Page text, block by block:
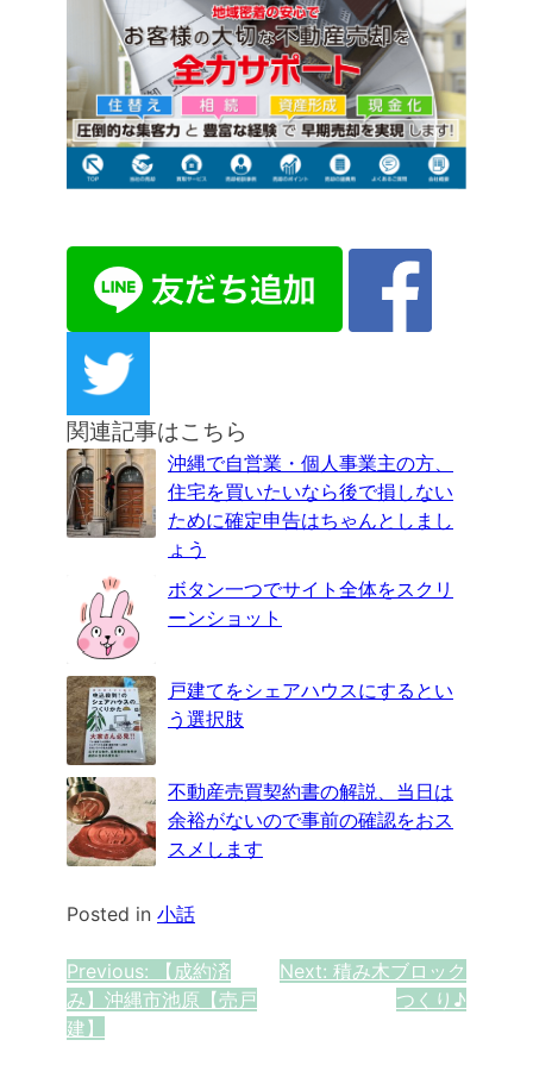
関連記事はこちら
沖縄で自営業・個人事業主の方、
住宅を買いたいなら後で損しない
ために確定申告はちゃんとしまし
ょう
ボタン一つでサイト全体をスクリ
ーンショット
戸建てをシェアハウスにするとい
う選択肢
不動産売買契約書の解説、当日は
余裕がないので事前の確認をおス
スメします
Posted in 小話
投
稿
Previous:
【成約済
み】沖縄市池原【売戸
建】
Next: 積み木ブロック
つくり♪